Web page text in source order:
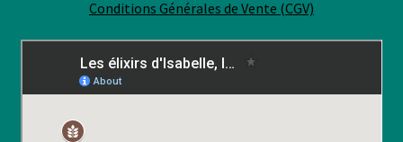
Conditions Générales de Vente (CGV)